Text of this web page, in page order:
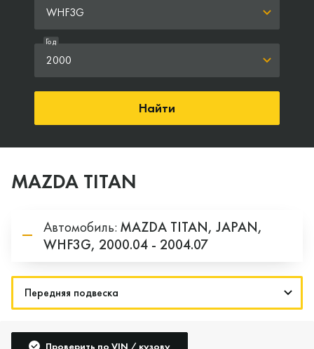
WHF3G
2000
Год
Найти
MAZDA TITAN
Автомобиль: MAZDA TITAN, JAPAN,
WHF3G, 2000.04 - 2004.07
Проверить по VIN / кузову